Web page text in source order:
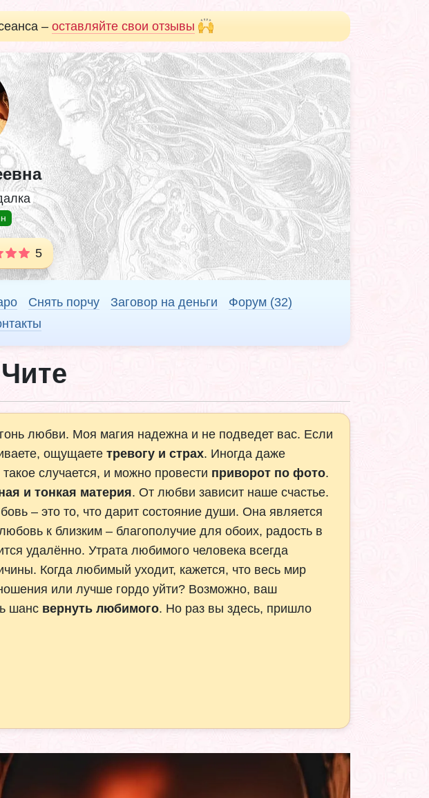
– оставляйте свои отзывы
5
Снять порчу Заговор на деньги
Форум (32)
любви. Моя магия надежна и не подведет вас. Если
ощущаете тревогу и страх. Иногда даже
случается, и можно провести приворот по фото.
и тонкая материя. От любви зависит наше счастье.
– это то, что дарит состояние души. Она является
к близким – благополучие для обоих, радость в
удалённо. Утрата любимого человека всегда
Когда любимый уходит, кажется, что весь мир
или лучше гордо уйти? Возможно, ваш
шанс вернуть любимого. Но раз вы здесь, пришло